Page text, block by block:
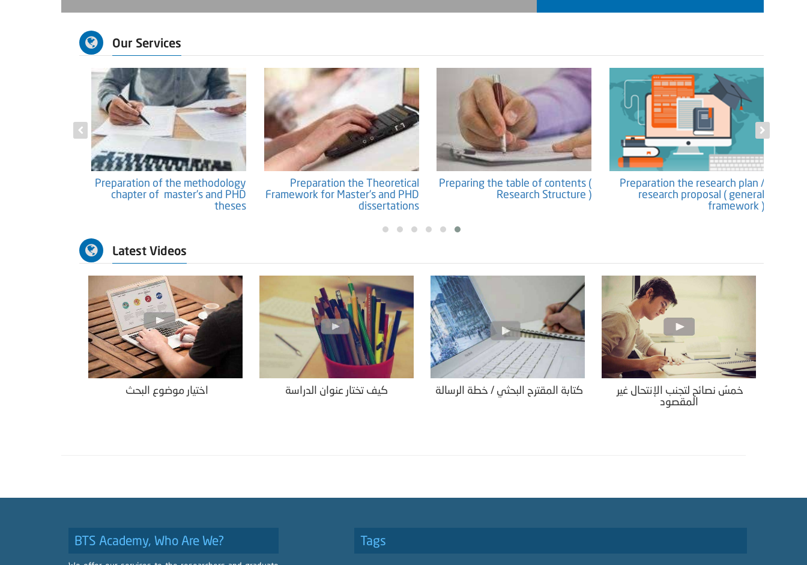
Our Services
Preparation the research plan /
research proposal ( general
framework )
Preparing the table of contents (
Research Structure )
Preparation the Theoretical
Framework for Master's and PHD
dissertations
Preparation of the methodology
chapter of master's and PHD
theses
Latest Videos
المقصود
كتابة المقترح البحثي / خطة الرسالة كيف تختار عنوان الدراسة اختيار موضوع البحث
Tags
BTS Academy, Who Are We?